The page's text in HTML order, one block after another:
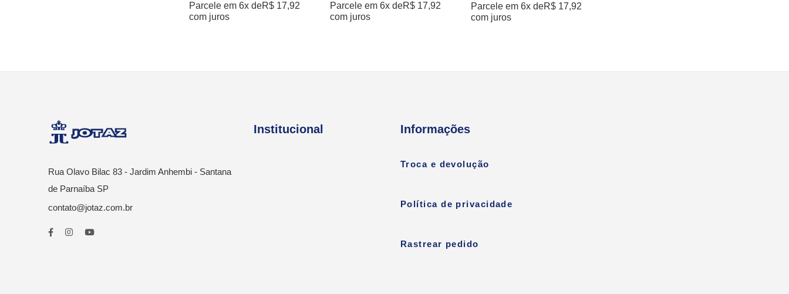
Parcele em 6x deR$ 17,92
com juros
Parcele em 6x deR$ 17,92
com juros
Parcele em 6x deR$ 17,92
com juros
Rua Olavo Bilac 83 - Jardim Anhembi - Santana
de Parnaíba SP
contato@jotaz.com.br
Institucional Informações
Troca e devolução
Política de privacidade
Rastrear pedido